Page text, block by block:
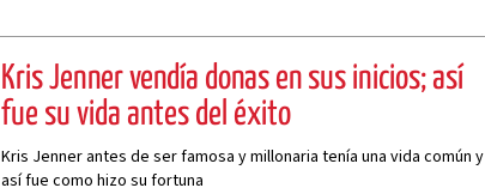
Kris Jenner vendía donas en sus inicios; así
fue su vida antes del éxito
Kris Jenner antes de ser famosa y millonaria tenía una vida común y
así fue como hizo su fortuna